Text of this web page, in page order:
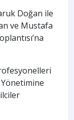
Doğan ile
ve Mustafa